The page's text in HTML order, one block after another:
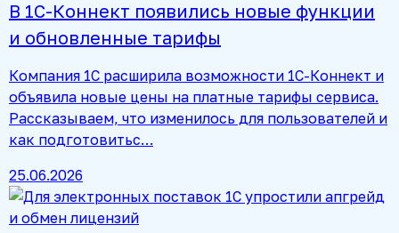
В 1С-Коннект появились новые функции
и обновленные тарифы
Компания 1С расширила возможности 1С-Коннект и
объявила новые цены на платные тарифы сервиса.
Рассказываем, что изменилось для пользователей и
как подготовитьс…
25.06.2026